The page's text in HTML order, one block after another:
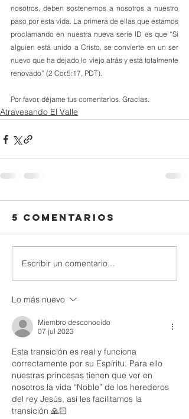
nosotros, deben sostenernos a nosotros a nuestro
paso por esta vida. La primera de ellas que estamos
proclamando en nuestra nueva serie ID es que “Si
alguien está unido a Cristo, se convierte en un ser
nuevo que ha dejado lo viejo atrás y está totalmente
renovado” (2 Cor.5:17, PDT).
Por favor, déjame tus comentarios. Gracias.
Atravesando El Valle
5 comentarios
Escribir un comentario...
Lo más nuevo
Miembro desconocido
07 jul 2023
Esta transición es real y funciona
correctamente por su Espíritu. Para ello
nuestras princesas tienen que ver en
nosotros la vida “Noble” de los herederos
del rey Jesús, así les facilitamos la
transición 🙏🏻